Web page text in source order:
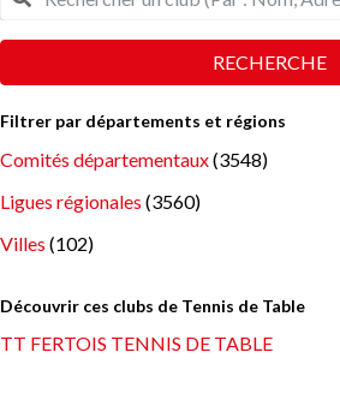
RECHERCHE
Filtrer par départements et régions
Comités départementaux(3548)
Ligues régionales (3560)
Villes (102)
Découvrir ces clubs de Tennis de Table
TT FERTOIS TENNIS DE TABLE